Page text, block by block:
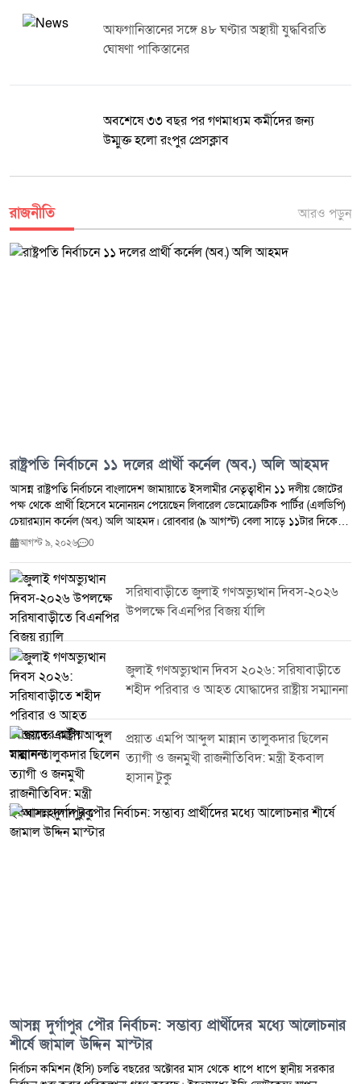
বিশেষ অবদান রাখা ব্যক্তি ও প্রতিষ্ঠানের প্রতিনিধিদের মাঝে সম্মাননা সনদ বিতরণ
এবং পরিবার পরিকল্পনা সেবার গুরুত্ব তুলে ধরতে গুরুত্বপূর্ণ ভূমিকা রাখবে বলে
আফগানিস্তানের সঙ্গে ৪৮ ঘণ্টার অস্থায়ী যুদ্ধবিরতি
ঘোষণা পাকিস্তানের
অবশেষে ৩৩ বছর পর গণমাধ্যম কর্মীদের জন্য
উম্মুক্ত হলো রংপুর প্রেসক্লাব
রাজনীতি আরও পড়ুন
রাষ্ট্রপতি নির্বাচনে ১১ দলের প্রার্থী কর্নেল (অব.) অলি আহমদ
আসন্ন রাষ্ট্রপতি নির্বাচনে বাংলাদেশ জামায়াতে ইসলামীর নেতৃত্বাধীন ১১ দলীয় জোটের
পক্ষ থেকে প্রার্থী হিসেবে মনোনয়ন পেয়েছেন লিবারেল ডেমোক্রেটিক পার্টির (এলডিপি)
চেয়ারম্যান কর্নেল (অব.) অলি আহমদ। রোববার (৯ আগস্ট) বেলা সাড়ে ১১টার দিকে
বিরোধীদলীয় নেতা ও জামায়াতে ইসলামীর আমিরের বাসভবনে অনুষ্ঠিত জোটের বৈঠকে
রহমান। এতে উপস্থিত ছিলেন দলটির সেক্রেটারি জেনারেল মিয়া গোলাম পারওয়ার এবং
১১ দলীয় জোটের সমন্বয়ক ড. হামিদুর রহমান আযাদ। বৈঠকে আরও অংশ নেন
এমডিপির কর্নেল (অব.) অলি আহমদ, জাগপার রাশেদ প্রধান, খেলাফত মজলিসের
মামুনুল হক, জাতীয় নাগরিক পার্টির (এনসিপি) আহ্বায়ক নাহিদ ইসলাম এবং নাসিরুদ্দিন
পাটোয়ারী। এর আগে শনিবার (৮ আগস্ট) সন্ধ্যায় দেশের ২৩তম রাষ্ট্রপতি নির্বাচনে
অংশ নেওয়ার সিদ্ধান্ত জানায় জামায়াতে ইসলামী। রাজধানীর মগবাজারে দলটির কেন্দ্রীয়
কার্যালয়ে কেন্দ্রীয় নির্বাহী পরিষদের বৈঠকে এই সিদ্ধান্ত নেওয়া হয়।
আগস্ট ৯, ২০২৬ 0
সরিষাবাড়ীতে জুলাই গণঅভ্যুত্থান দিবস-২০২৬
উপলক্ষে বিএনপির বিজয় র্যালি
জুলাই গণঅভ্যুত্থান দিবস ২০২৬: সরিষাবাড়ীতে
শহীদ পরিবার ও আহত যোদ্ধাদের রাষ্ট্রীয় সম্মাননা
প্রয়াত এমপি আব্দুল মান্নান তালুকদার ছিলেন
ত্যাগী ও জনমুখী রাজনীতিবিদ: মন্ত্রী ইকবাল
হাসান টুকু
আসন্ন দুর্গাপুর পৌর নির্বাচন: সম্ভাব্য প্রার্থীদের মধ্যে আলোচনার
শীর্ষে জামাল উদ্দিন মাস্টার
নির্বাচন কমিশন (ইসি) চলতি বছরের অক্টোবর মাস থেকে ধাপে ধাপে স্থানীয় সরকার